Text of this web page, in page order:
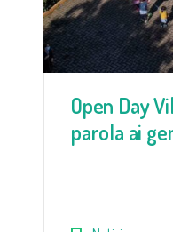
Open Day
parola ai